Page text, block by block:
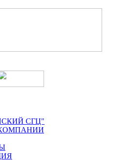
СГЦ"